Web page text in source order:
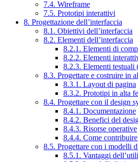
7.4. Wireframe
7.5. Prototipi interattivi
8. Progettazione dell’interfaccia
8.1. Obiettivi dell’interfaccia
8.2. Elementi dell’interfaccia
8.2.1. Elementi di
8.2.2. Elementi
8.2.3. Elementi testuali
8.3. Progettare e costruire in
8.3.1. Layout di pagina
8.3.2. Prototipi in alta
8.4. Progettare con il design
8.4.1. Documentazione
8.4.2. Benefici del
8.4.3. Risorse operative
8.4.4. Come
8.5. Progettare con i modelli
8.5.1. Vantaggi